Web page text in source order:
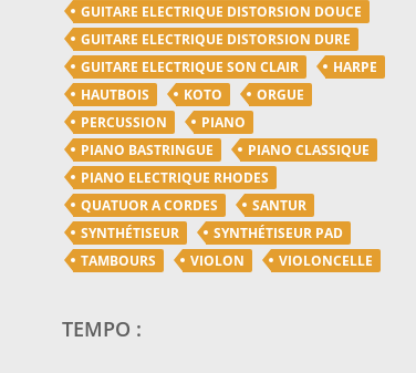
GUITARE ELECTRIQUE DISTORSION DOUCE
GUITARE ELECTRIQUE DISTORSION DURE
GUITARE ELECTRIQUE SON CLAIR
HARPE
HAUTBOIS
KOTO
ORGUE
PERCUSSION
PIANO
PIANO BASTRINGUE
PIANO CLASSIQUE
PIANO ELECTRIQUE RHODES
QUATUOR A CORDES
SANTUR
SYNTHÉTISEUR
SYNTHÉTISEUR PAD
TAMBOURS
VIOLON VIOLONCELLE
TEMPO :